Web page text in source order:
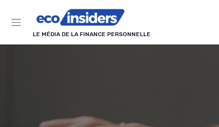
LE MÉDIA DE LA FINANCE PERSONNELLE